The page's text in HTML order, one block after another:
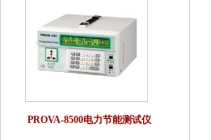
PROVA-8500电力节能测试仪